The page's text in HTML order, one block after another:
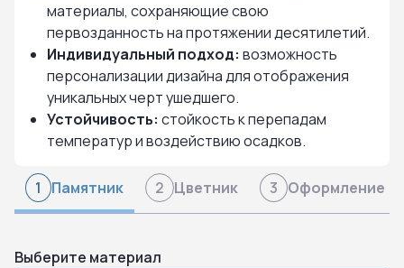
материалы, сохраняющие свою
первозданность на протяжении десятилетий.
Индивидуальный подход: возможность
персонализации дизайна для отображения
уникальных черт ушедшего.
Устойчивость: стойкость к перепадам
температур и воздействию осадков.
1 Памятник 2 Цветник 3 Оформление
Выберите материал